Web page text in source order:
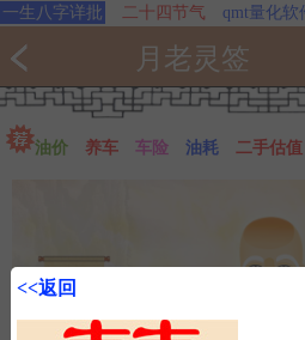
一生八字详批 二十四节气 qmt量化软
月老灵签
油价 养车 车险 油耗 二手估值
<<返回